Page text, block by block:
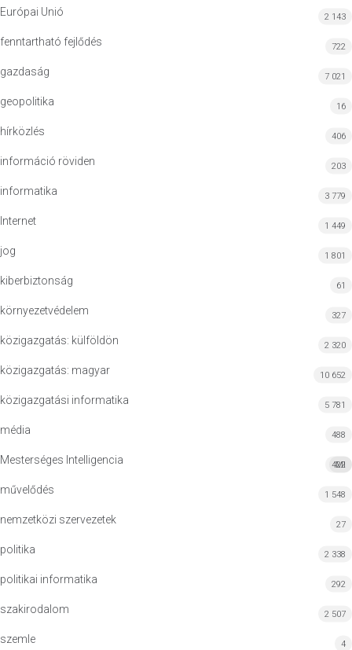
Európai Unió 2 143
fenntartható fejlődés 722
gazdaság 7 021
geopolitika 16
hírközlés 406
információ röviden 203
informatika 3 779
Internet 1 449
jog 1 801
kiberbiztonság 61
környezetvédelem 327
közigazgatás: külföldön 2 320
közigazgatás: magyar 10 652
közigazgatási informatika 5 781
média 488
Mesterséges Intelligencia MI
422
művelődés 1 548
nemzetközi szervezetek 27
politika 2 338
politikai informatika 292
szakirodalom 2 507
szemle 4